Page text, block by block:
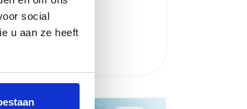
social
u aan ze heeft